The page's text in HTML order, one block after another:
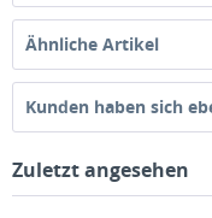
Ähnliche Artikel
Kunden haben sich
Zuletzt angesehen